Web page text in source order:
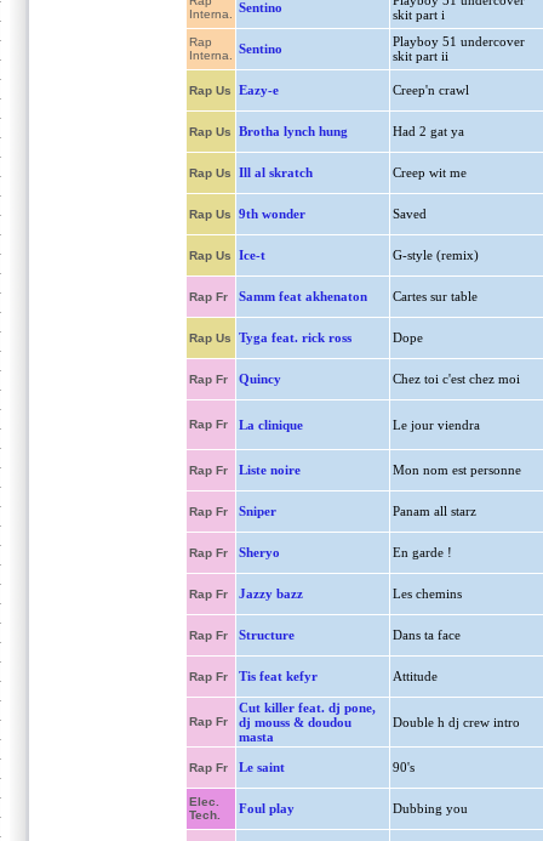
Interna.
Sentino
skit part i
Rap
Interna.
Sentino
Playboy 51 undercover
skit part ii
Rap Us Eazy-e Creep'n crawl
Rap Us Brotha lynch hung Had 2 gat ya
Rap Us Ill al skratch Creep wit me
Rap Us 9th wonder Saved
Rap Us Ice-t G-style (remix)
Rap Fr Samm feat akhenaton Cartes sur table
Rap Us Tyga feat. rick ross Dope
Rap Fr Quincy Chez toi c'est chez moi
Rap Fr La clinique Le jour viendra
Rap Fr Liste noire Mon nom est personne
Rap Fr Sniper Panam all starz
Rap Fr Sheryo En garde !
Rap Fr Jazzy bazz Les chemins
Rap Fr Structure Dans ta face
Rap Fr Tis feat kefyr Attitude
Rap Fr
Cut killer feat. dj pone,
dj mouss & doudou
masta
Double h dj crew intro
Rap Fr Le saint 90's
Elec.
Tech.
Foul play Dubbing you